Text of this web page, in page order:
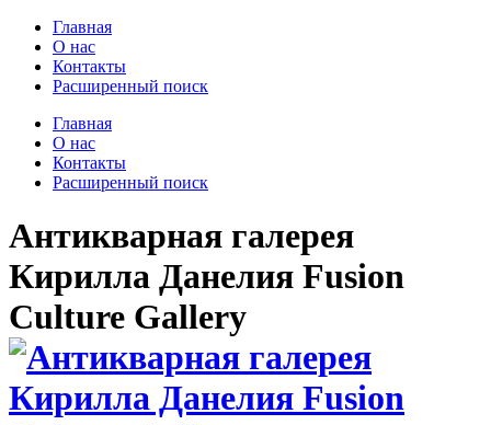
Главная
О нас
Контакты
Расширенный поиск
Главная
О нас
Контакты
Расширенный поиск
Антикварная галерея
Кирилла Данелия Fusion
Culture Gallery